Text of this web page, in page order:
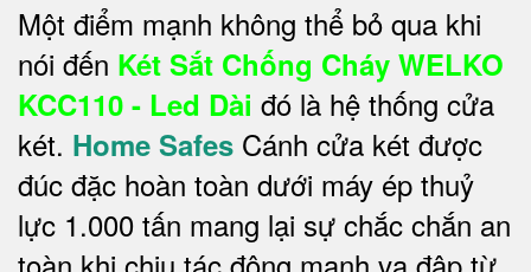
Một điểm mạnh không thể bỏ qua khi
nói đến Két Sắt Chống Cháy WELKO
KCC110 - Led Dài đó là hệ thống cửa
két. Home Safes Cánh cửa két được
đúc đặc hoàn toàn dưới máy ép thuỷ
lực 1.000 tấn mang lại sự chắc chắn an
toàn khi chịu tác động mạnh va đập từ